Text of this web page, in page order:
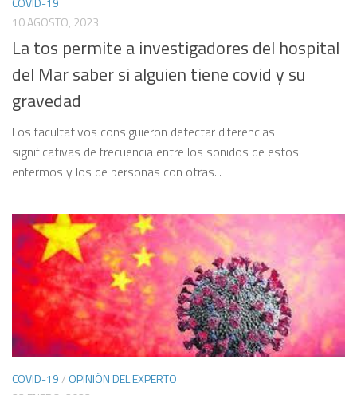
10 AGOSTO, 2023
La tos permite a investigadores del hospital
del Mar saber si alguien tiene covid y su
gravedad
Los facultativos consiguieron detectar diferencias
significativas de frecuencia entre los sonidos de estos
enfermos y los de personas con otras...
COVID-19/ OPINIÓN DEL EXPERTO